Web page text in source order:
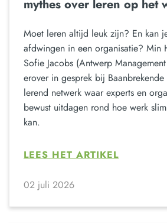
mythes over leren op het
Moet leren altijd leuk zijn? En kan
afdwingen in een organisatie? Min
Sofie Jacobs (Antwerp
erover in gesprek bij
lerend netwerk waar experts en
bewust uitdagen rond hoe werk
kan.
LEES HET ARTIKEL
02 juli 2026